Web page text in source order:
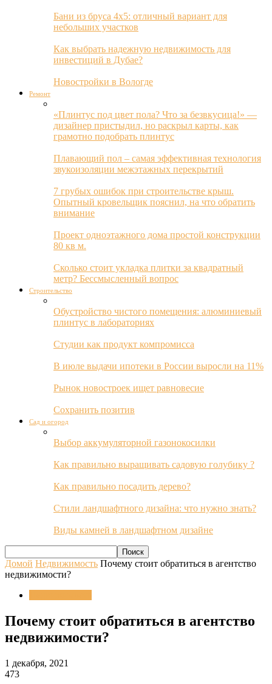
Бани из бруса 4х5: отличный вариант для
небольших участков
Как выбрать надежную недвижимость для
инвестиций в Дубае?
Новостройки в Вологде
Ремонт
«Плинтус под цвет пола? Что за безвкусица!» —
дизайнер пристыдил, но раскрыл карты, как
грамотно подобрать плинтус
Плавающий пол – самая эффективная технология
звукоизоляции межэтажных перекрытий
7 грубых ошибок при строительстве крыш.
Опытный кровельщик пояснил, на что обратить
внимание
Проект одноэтажного дома простой конструкции
80 кв м.
Сколько стоит укладка плитки за квадратный
метр? Бессмысленный вопрос
Строительство
Обустройство чистого помещения: алюминиевый
плинтус в лабораториях
Студии как продукт компромисса
В июле выдачи ипотеки в России выросли на 11%
Рынок новостроек ищет равновесие
Сохранить позитив
Сад и огород
Выбор аккумуляторной газонокосилки
Как правильно выращивать садовую голубику ?
Как правильно посадить дерево?
Стили ландшафтного дизайна: что нужно знать?
Виды камней в ландшафтном дизайне
Домой Недвижимость Почему стоит обратиться в агентство
недвижимости?
Почему стоит обратиться в агентство
недвижимости?
1 декабря, 2021
473